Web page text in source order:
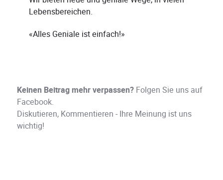
Lebensbereichen.
«Alles Geniale ist einfach!»
Keinen Beitrag mehr verpassen? Folgen Sie uns auf
Facebook.
Diskutieren, Kommentieren - Ihre Meinung ist uns
wichtig!